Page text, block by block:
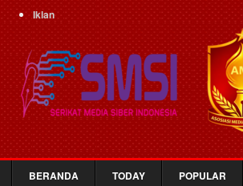
Iklan
BERANDA TODAY POPULAR